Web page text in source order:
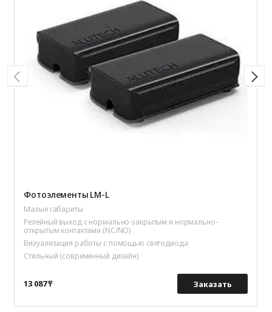
Фотоэлементы LM-L
Малые габариты
Релейный выход с нормально-закрытым и нормально-
открытым контактами (NC/NO)
Визуализация работы с помощью светодиода
Стильный (современный дизайн)
13 087 ₸ Заказать